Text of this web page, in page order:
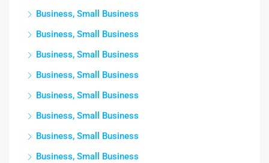
Business, Small Business
Business, Small Business
Business, Small Business
Business, Small Business
Business, Small Business
Business, Small Business
Business, Small Business
Business, Small Business